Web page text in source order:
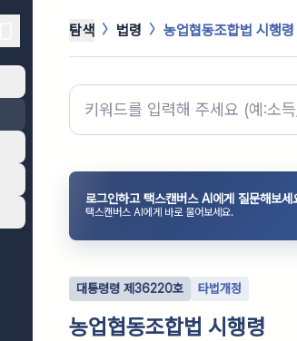
탐색 법령 농업협동조합법 시행령
로그인하고 택스캔버스 AI에게 질문해보세
택스캔버스 AI에게 바로 물어보세요.
대통령령 제 36220호 타법개정
농업협동조합법 시행령